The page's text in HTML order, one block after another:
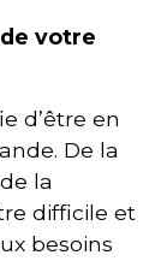
votre
d’être en
De la
la
difficile et
besoins